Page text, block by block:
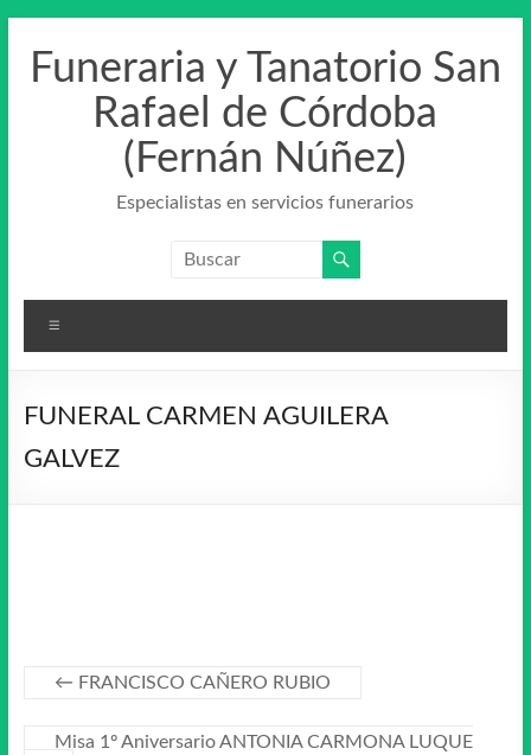
contenido
Funeraria y Tanatorio San
Rafael de Córdoba
(Fernán Núñez)
Especialistas en servicios funerarios
FUNERAL CARMEN AGUILERA
GALVEZ
← FRANCISCO CAÑERO RUBIO
Misa 1º Aniversario ANTONIA CARMONA LUQUE